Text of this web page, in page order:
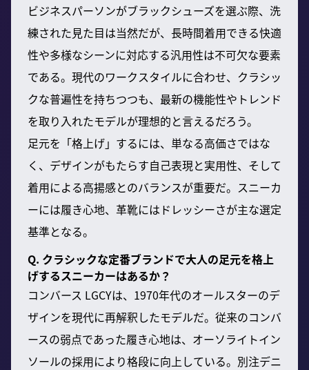
ビジネスパーソンがブラックシューズを選ぶ際、洗
練された見た目は当然だが、長時間着用できる快適
性や多様なシーンに対応する汎用性は不可欠な要素
である。現代のワークスタイルに合わせ、クラシッ
クな普遍性を持ちつつも、最新の機能性やトレンド
を取り入れたモデルが理想的と言えるだろう。
足元を「格上げ」するには、単なる高価さではな
く、デザインがもたらす自己表現と実用性、そして
着用による高揚感とのバランスが重要だ。スニーカ
ーには履き心地、革靴にはドレッシーさが主な選定
基準となる。
Q. クラシックな定番ブランドで大人の足元を格上
げするスニーカーはあるか？
コンバース LGCYは、1970年代のオールスターのデ
ザインを現代に再解釈したモデルだ。従来のコンバ
ースの弱点であった履き心地は、オーソライトイン
ソールの採用により格段に向上している。別注デニ